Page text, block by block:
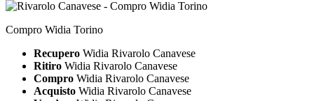
Compro Widia Torino
Recupero Widia Rivarolo Canavese
Ritiro Widia Rivarolo Canavese
Compro Widia Rivarolo Canavese
Acquisto Widia Rivarolo Canavese